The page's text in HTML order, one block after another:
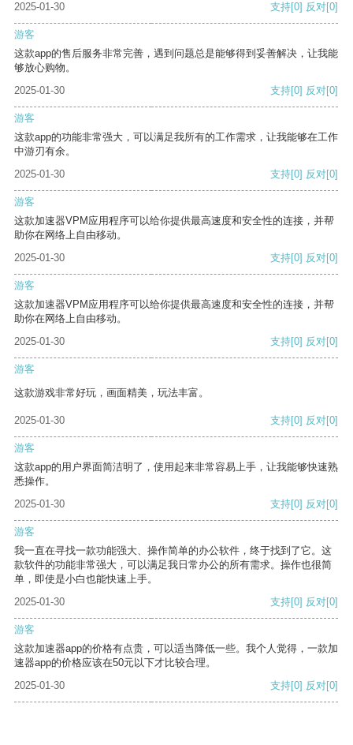
2025-01-30
支持[0] 反对[0]
游客
这款app的售后服务非常完善，遇到问题总是能够得到妥善解决，让我能
够放心购物。
2025-01-30
支持[0] 反对[0]
游客
这款app的功能非常强大，可以满足我所有的工作需求，让我能够在工作
中游刃有余。
2025-01-30
支持[0] 反对[0]
游客
这款加速器VPM应用程序可以给你提供最高速度和安全性的连接，并帮
助你在网络上自由移动。
2025-01-30
支持[0] 反对[0]
游客
这款加速器VPM应用程序可以给你提供最高速度和安全性的连接，并帮
助你在网络上自由移动。
2025-01-30
支持[0] 反对[0]
游客
这款游戏非常好玩，画面精美，玩法丰富。
2025-01-30 支持[0] 反对[0]
游客
这款app的用户界面简洁明了，使用起来非常容易上手，让我能够快速熟
悉操作。
2025-01-30
支持[0] 反对[0]
游客
我一直在寻找一款功能强大、操作简单的办公软件，终于找到了它。这
款软件的功能非常强大，可以满足我日常办公的所有需求。操作也很简
单，即使是小白也能快速上手。
2025-01-30
支持[0] 反对[0]
游客
这款加速器app的价格有点贵，可以适当降低一些。我个人觉得，一款加
速器app的价格应该在50元以下才比较合理。
2025-01-30
支持[0] 反对[0]